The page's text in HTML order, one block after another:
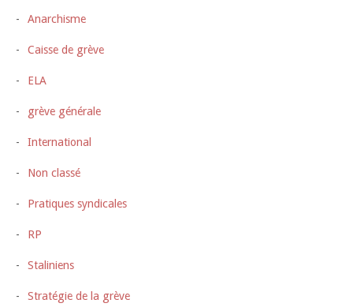
Anarchisme
Caisse de grève
ELA
grève générale
International
Non classé
Pratiques syndicales
RP
Staliniens
Stratégie de la grève